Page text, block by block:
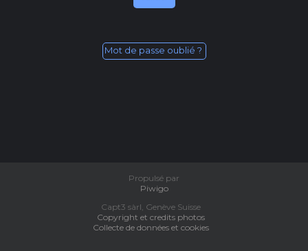
Mot de passe oublié ?
Propulsé par
Piwigo
Capt3 sàrl, Genève Suisse
Copyright et credits photos
Collecte de données et cookies